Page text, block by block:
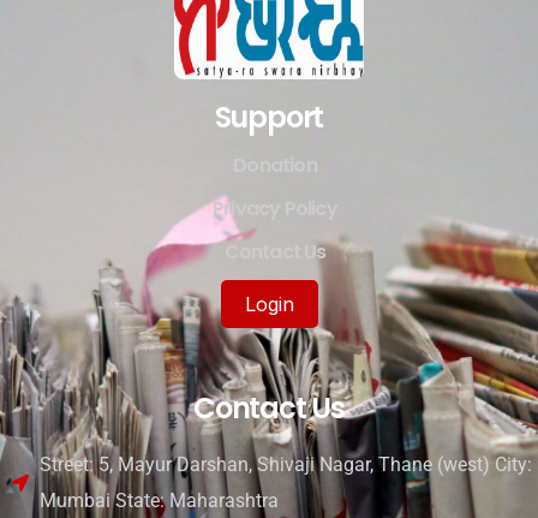
Support
Privacy Policy
Contact Us
Login
Contact Us
Street: 5, Mayur Darshan, Shivaji Nagar, Thane (west) City:
Mumbai State: Maharashtra